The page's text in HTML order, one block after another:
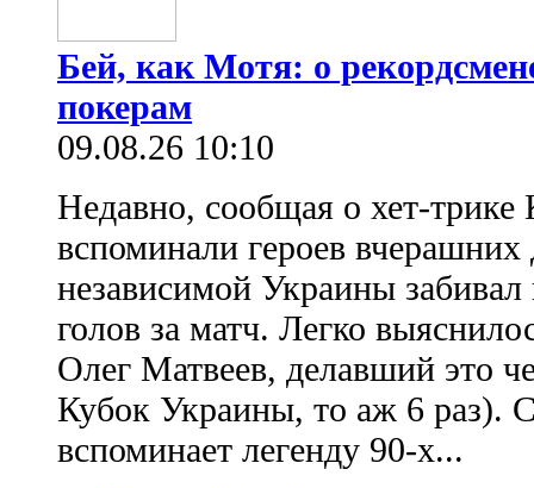
Бей, как Мотя: о
покерам
09.08.26 10:10
Недавно, сообщая о хет-
вспоминали героев
независимой Украины
голов за матч. Легко
Олег Матвеев, делавший это
Кубок Украины, то аж 6 раз).
вспоминает легенду 90-х...